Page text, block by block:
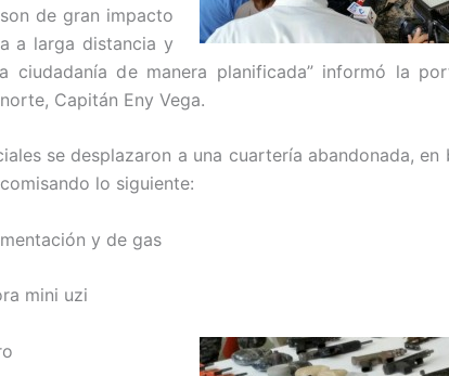
de gran impacto
a larga distancia y
ciudadanía de manera planificada” informó la
Capitán Eny Vega.
se desplazaron a una cuartería abandonada, en
lo siguiente:
y de gas
mini uzi